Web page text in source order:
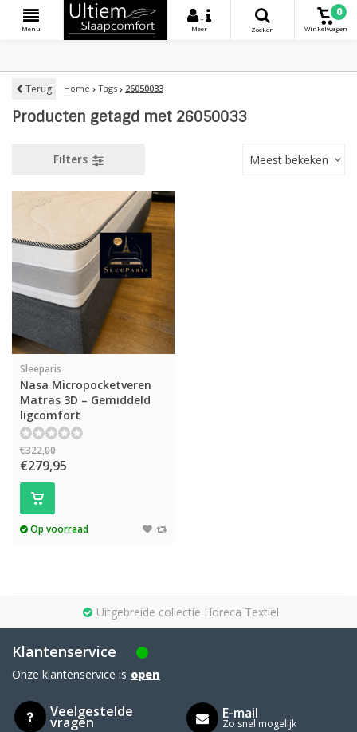
Menu
+
Meer
Zoeken
0
Winkelwagen
Terug Home Tags 26050033
Producten getagd met 26050033
Filters Meest bekeken
Sleeparis
Nasa Micropocketveren
Matras 3D – Gemiddeld
ligcomfort
€322,00
€279,95
Op voorraad
Uitgebreide collectie Horeca Textiel
Klantenservice
Onze klantenservice is open
Veelgestelde
vragen
E-mail
Zo snel mogelijk